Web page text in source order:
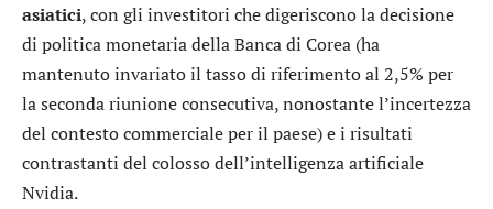
asiatici, con gli investitori che digeriscono la decisione
di politica monetaria della Banca di Corea (ha
mantenuto invariato il tasso di riferimento al 2,5% per
la seconda riunione consecutiva, nonostante l’incertezza
del contesto commerciale per il paese) e i risultati
contrastanti del colosso dell’intelligenza artificiale
Nvidia.